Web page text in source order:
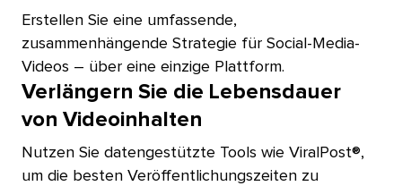
Erstellen Sie eine umfassende,
zusammenhängende Strategie für Social-Media-
Videos – über eine einzige Plattform.​​
Verlängern Sie die Lebensdauer
von Videoinhalten​​
Nutzen Sie datengestützte Tools wie ViralPost®,
um die besten Veröffentlichungszeiten zu